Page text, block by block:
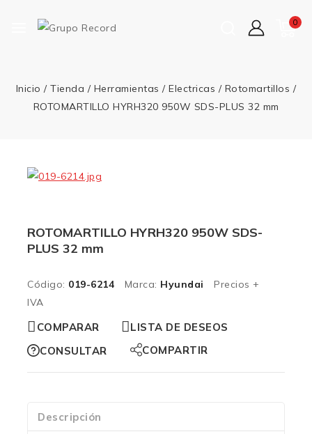
0
Inicio / Tienda / Herramientas / Electricas / Rotomartillos /
ROTOMARTILLO HYRH320 950W SDS-PLUS 32 mm
ROTOMARTILLO HYRH320 950W SDS-
PLUS 32 mm
Código: 019-6214 Marca: Hyundai Precios +
IVA
COMPARAR
LISTA DE DESEOS
CONSULTAR
COMPARTIR
Descripción